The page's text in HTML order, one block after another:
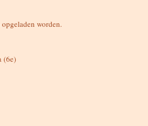
worden.
(6e)